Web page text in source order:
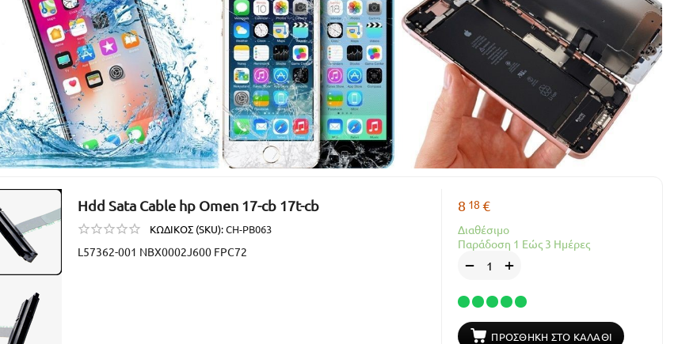
Hdd Sata Cable hp Omen 17-cb 17t-cb
ΚΩΔΙΚΟΣ (SKU):CH-PB063
L57362-001 NBX0002J600 FPC72
8 18 €
Διαθέσιμο
Παράδοση 1 Εώς 3 Ημέρες
+
−
ΠΡΟΣΘΉΚΗ ΣΤΟ ΚΑΛΆΘΙ